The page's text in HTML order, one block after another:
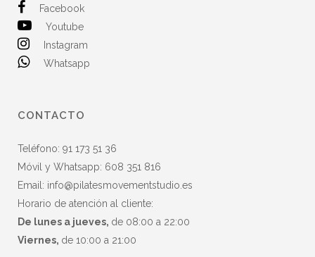
Facebook
Youtube
Instagram
Whatsapp
CONTACTO
Teléfono: 91 173 51 36
Móvil y Whatsapp: 608 351 816
Email: info@pilatesmovementstudio.es
Horario de atención al cliente:
De lunes a jueves, de 08:00 a 22:00
Viernes, de 10:00 a 21:00